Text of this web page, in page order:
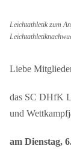
Leichtathletik zum
Liebe
das SC DHfK
und
am Dienstag,